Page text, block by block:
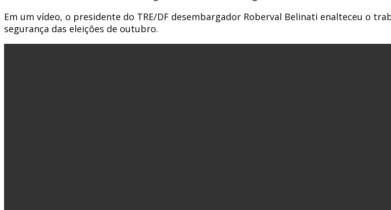
Em um vídeo, o presidente do TRE/DF desembargador Roberval Belinati enalteceu o
segurança das eleições de outubro.